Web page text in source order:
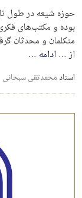
حوزه شیعه در طول
بوده و مکتب‌های
متکلمان و محدثان
از …ادامه …
استاد محمدتقی سبحانی